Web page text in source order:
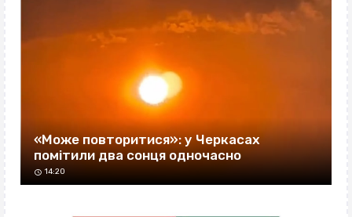
«Може повторитися»: у Черкасах
помітили два сонця одночасно
14:20